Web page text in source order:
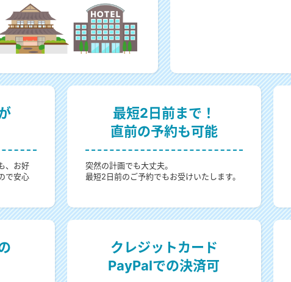
、お好
で安心
最短2日前まで！
直前の予約も可能
突然の計画でも大丈夫。
最短2日前のご予約でもお受けいたします。
クレジットカード
PayPalでの決済可